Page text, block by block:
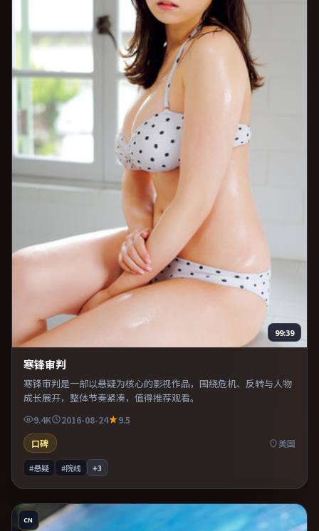
99:39
寒锋审判
寒锋审判是一部以悬疑为核心的影视作品，围绕危机、反转与人物
成长展开，整体节奏紧凑，值得推荐观看。
9.4K 2016-08-24
9.5
口碑
美国
#悬疑 #院线 +3
CN